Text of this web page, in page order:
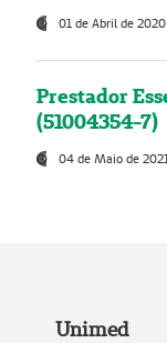
01 de Abril de 2020
Prestador
(51004354-7)
04 de Maio de 2021
Unimed